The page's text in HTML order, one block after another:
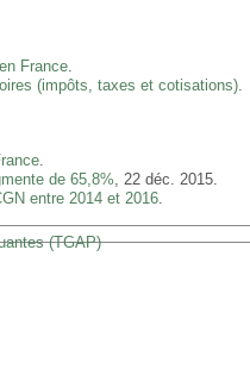
France
(impôts, taxes et cotisations)
.
de 65,8%, 22 déc. 2015.
entre 2014 et 2016.
(TGAP)